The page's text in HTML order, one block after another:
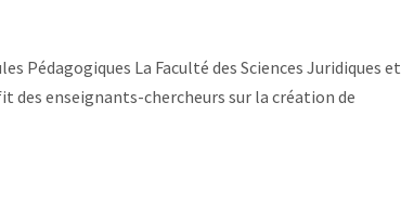
Pédagogiques La Faculté des Sciences Juridiques et
enseignants-chercheurs sur la création de